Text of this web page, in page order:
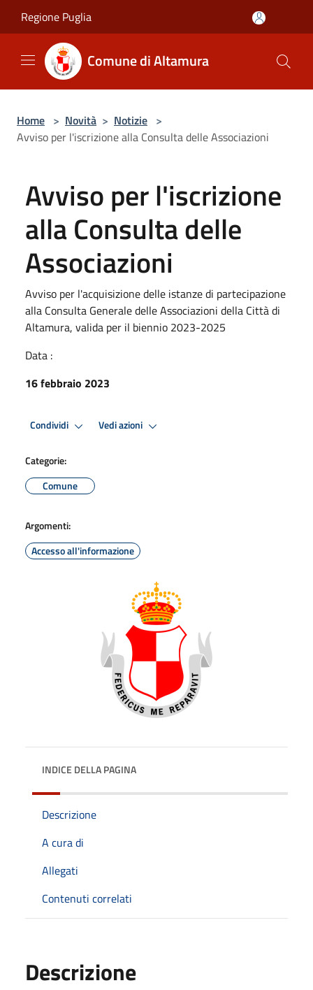
Regione Puglia
Comune di Altamura
Home > Novità > Notizie >
Avviso per l'iscrizione alla Consulta delle Associazioni
Avviso per l'iscrizione
alla Consulta delle
Associazioni
Avviso per l'acquisizione delle istanze di partecipazione
alla Consulta Generale delle Associazioni della Città di
Altamura, valida per il biennio 2023-2025
Data :
16 febbraio 2023
Condividi Vedi azioni
Categorie:
Comune
Argomenti:
Accesso all'informazione
INDICE DELLA PAGINA
Descrizione
A cura di
Allegati
Contenuti correlati
Descrizione